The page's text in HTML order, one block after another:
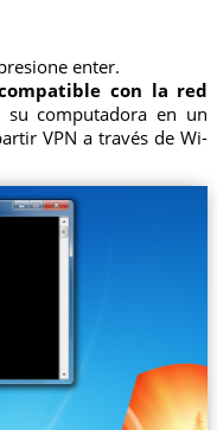
enter.
con la red
computadora en un
VPN a través de Wi-